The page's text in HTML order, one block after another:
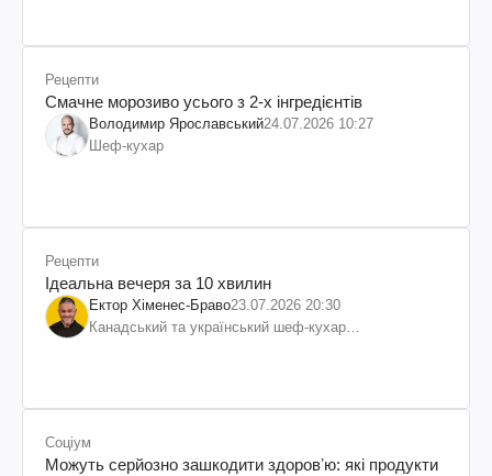
Рецепти
Смачне морозиво усього з 2-х інгредієнтів
Володимир Ярославський24.07.2026 10:27
Шеф-кухар
Рецепти
Ідеальна вечеря за 10 хвилин
Ектор Хіменес-Браво23.07.2026 20:30
Канадський та український шеф-кухар
Соціум
Можуть серйозно зашкодити здоровʼю: які продукти